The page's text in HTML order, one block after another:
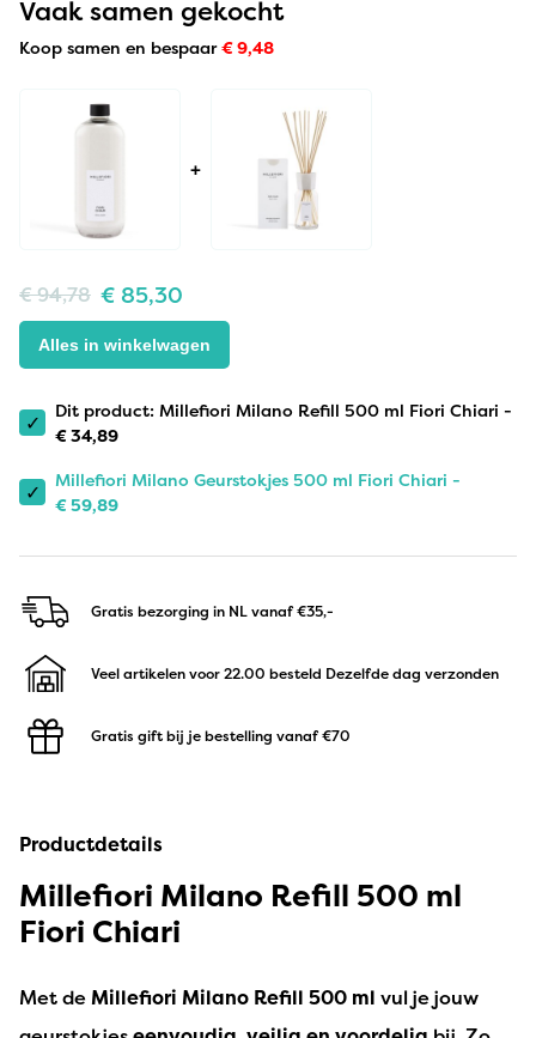
Vaak samen gekocht
Koop samen en bespaar€9,48
+
€94,78 € 85,30
Alles in winkelwagen
✓
Dit product: Millefiori Milano Refill 500 ml Fiori Chiari -
€34,89
✓
Millefiori Milano Geurstokjes 500 ml Fiori Chiari -
€59,89
Gratis bezorging in NLvanaf €35,-
Veel artikelen voor 22.00 besteld Dezelfde dag verzonden
Gratis gift bij je bestelling vanaf €70
Productdetails
Millefiori Milano Refill 500 ml
Fiori Chiari
Met de Millefiori Milano Refill 500 ml vul je jouw